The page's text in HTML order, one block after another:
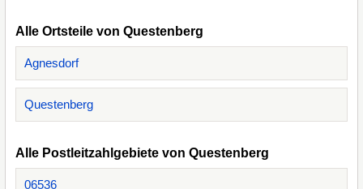
Alle Ortsteile von Questenberg
Agnesdorf
Questenberg
Alle Postleitzahlgebiete von Questenberg
06536